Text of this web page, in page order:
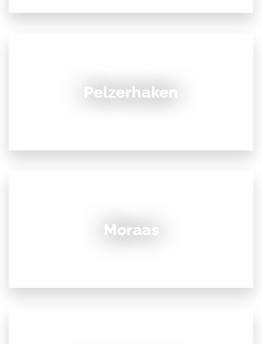
Pelzerhaken
Moraas